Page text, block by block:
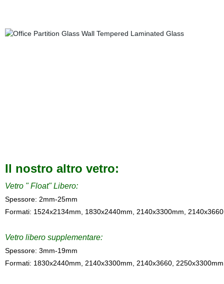
Il nostro altro vetro:
Vetro " Float" Libero:
Spessore: 2mm-25mm
Formati: 1524x2134mm, 1830x2440mm, 2140x3300mm,
Vetro libero supplementare:
Spessore: 3mm-19mm
Formati: 1830x2440mm, 2140x3300mm, 2140x3660,